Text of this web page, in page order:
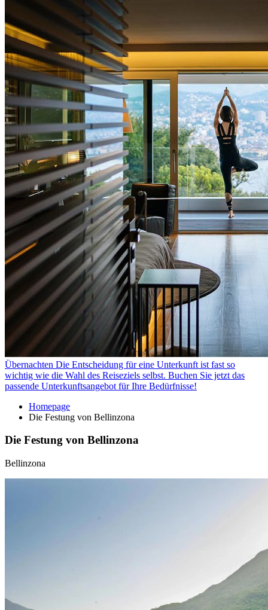
Übernachten Die Entscheidung für eine Unterkunft ist fast so
wichtig wie die Wahl des Reiseziels selbst. Buchen Sie jetzt das
passende Unterkunftsangebot für Ihre Bedürfnisse!
Homepage
Die Festung von Bellinzona
Die Festung von Bellinzona
Bellinzona